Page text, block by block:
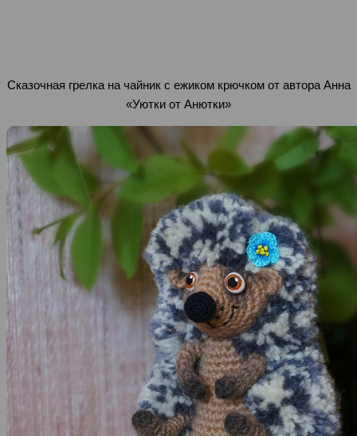
Сказочная грелка на чайник с ежиком крючком от автора Анна
«Уютки от Анютки»